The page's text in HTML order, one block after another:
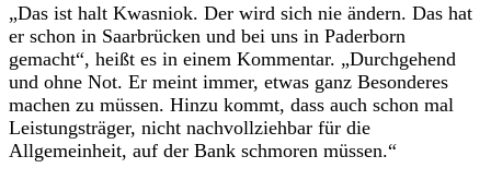
„Das ist halt Kwasniok. Der wird sich nie ändern. Das hat
er schon in Saarbrücken und bei uns in Paderborn
gemacht“, heißt es in einem Kommentar. „Durchgehend
und ohne Not. Er meint immer, etwas ganz Besonderes
machen zu müssen. Hinzu kommt, dass auch schon mal
Leistungsträger, nicht nachvollziehbar für die
Allgemeinheit, auf der Bank schmoren müssen.“